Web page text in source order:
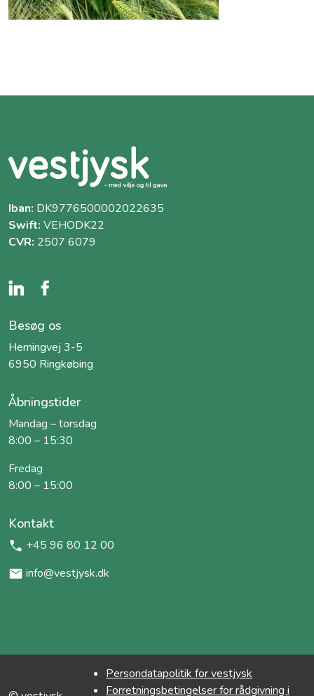
Iban: DK9776500002022635
Swift: VEHODK22
CVR: 2507 6079
Besøg os
Herningvej 3-5
6950 Ringkøbing
Åbningstider
Mandag – torsdag
8:00 – 15:30
Fredag
8:00 – 15:00
Kontakt
+45 96 80 12 00
info@vestjysk.dk
Persondatapolitik for vestjysk
Forretningsbetingelser for rådgivning i